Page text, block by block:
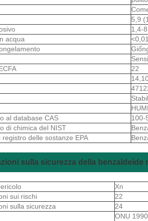
5,9
1,4-
acqua
22
al database CAS
100-
di chimica del NIST
registro delle sostanze EPA
sulla sicurezza della benzaldeide
Xn
sui rischi
22
sulla sicurezza
24
ONU